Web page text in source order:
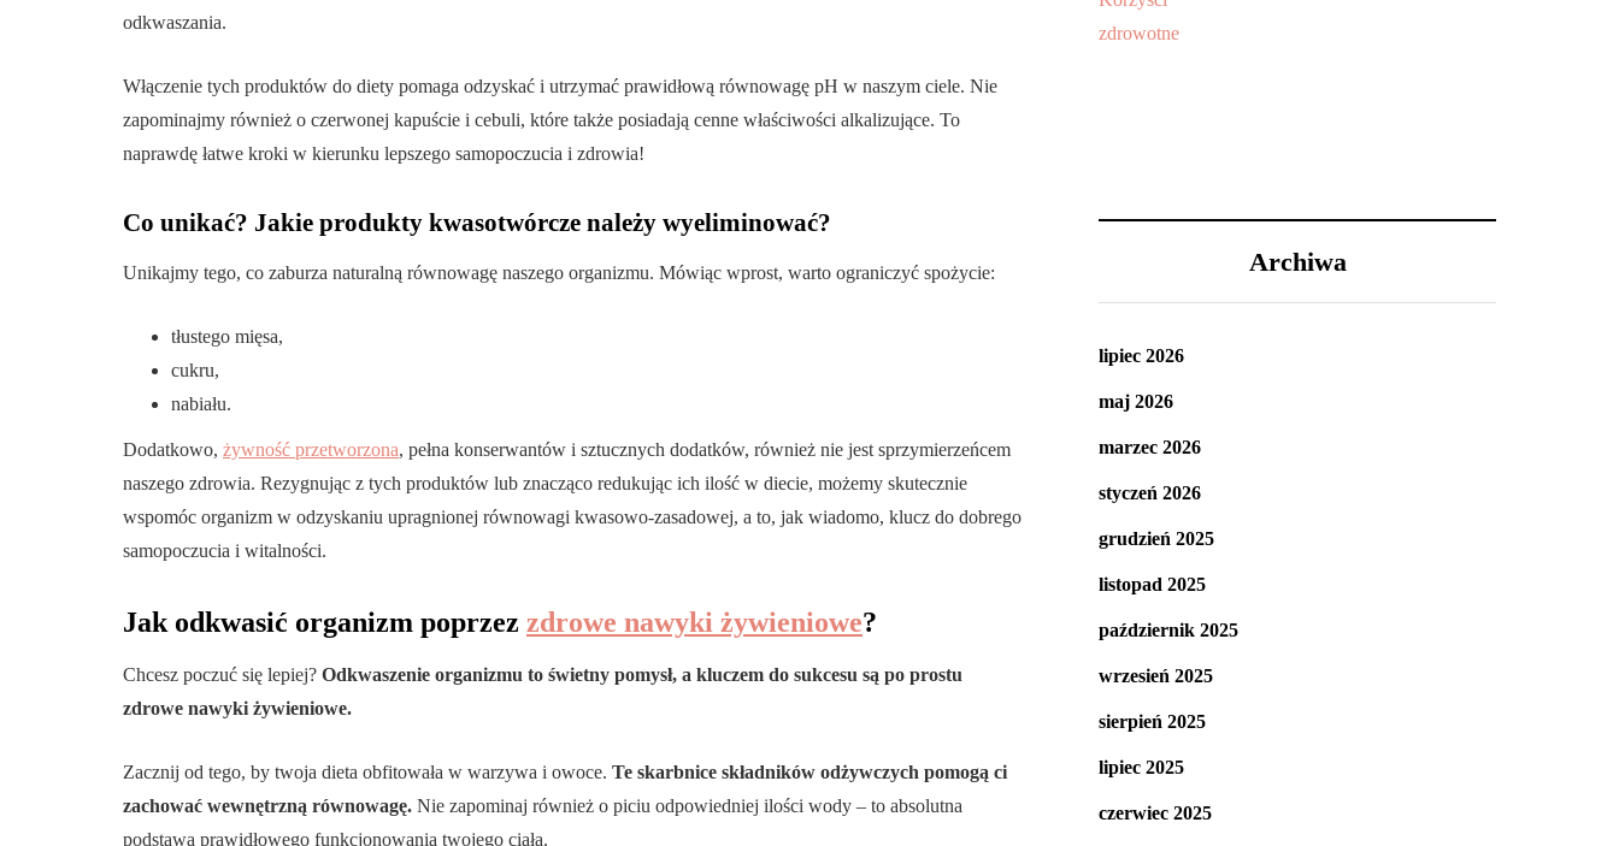
odkwaszania.
Włączenie tych produktów do diety pomaga odzyskać i utrzymać prawidłową równowagę pH w naszym ciele. Nie
zapominajmy również o czerwonej kapuście i cebuli, które także posiadają cenne właściwości alkalizujące. To
naprawdę łatwe kroki w kierunku lepszego samopoczucia i zdrowia!
Co unikać? Jakie produkty kwasotwórcze należy wyeliminować?
Unikajmy tego, co zaburza naturalną równowagę naszego organizmu. Mówiąc wprost, warto ograniczyć spożycie:
tłustego mięsa,
cukru,
nabiału.
Dodatkowo, żywność przetworzona, pełna konserwantów i sztucznych dodatków, również nie jest sprzymierzeńcem
naszego zdrowia. Rezygnując z tych produktów lub znacząco redukując ich ilość w diecie, możemy skutecznie
wspomóc organizm w odzyskaniu upragnionej równowagi kwasowo-zasadowej, a to, jak wiadomo, klucz do dobrego
samopoczucia i witalności.
Jak odkwasić organizm poprzez zdrowe nawyki żywieniowe?
Chcesz poczuć się lepiej? Odkwaszenie organizmu to świetny pomysł, a kluczem do sukcesu są po prostu
zdrowe nawyki żywieniowe.
Zacznij od tego, by twoja dieta obfitowała w warzywa i owoce. Te skarbnice składników odżywczych pomogą ci
zachować wewnętrzną równowagę. Nie zapominaj również o piciu odpowiedniej ilości wody – to absolutna
podstawa prawidłowego funkcjonowania twojego ciała.
Archiwa
lipiec 2026
maj 2026
marzec 2026
styczeń 2026
grudzień 2025
listopad 2025
październik 2025
wrzesień 2025
sierpień 2025
lipiec 2025
czerwiec 2025